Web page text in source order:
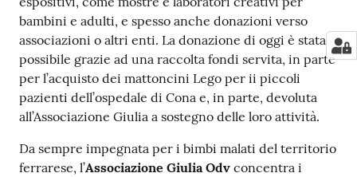
Seguici
su
bambini e adulti, e spesso anche donazioni verso
associazioni o altri enti. La donazione di oggi è stata
possibile grazie ad una raccolta fondi servita, in parte
per l’acquisto dei mattoncini Lego per ii piccoli
pazienti dell’ospedale di Cona e, in parte, devoluta
all’Associazione Giulia a sostegno delle loro attività.
Da sempre impegnata per i bimbi malati del territorio
ferrarese, l’Associazione Giulia Odv concentra i